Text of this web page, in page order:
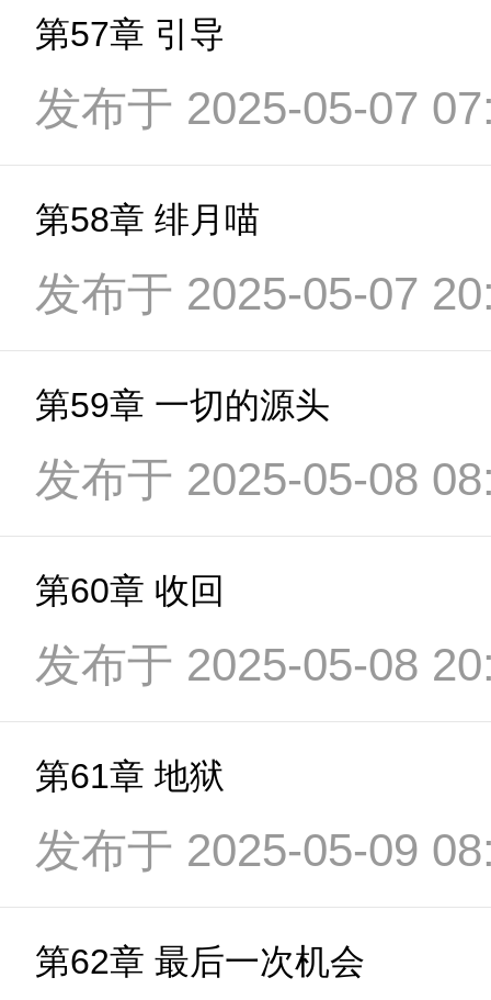
第57章 引导
发布于 2025-05-07
第58章 绯月喵
发布于 2025-05-07
第59章 一切的源头
发布于 2025-05-08
第60章 收回
发布于 2025-05-08
第61章 地狱
发布于 2025-05-09
第62章 最后一次机会